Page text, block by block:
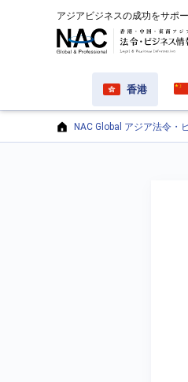
アジアビジネスの成功をサポ
香港
NAC Global アジア法令・